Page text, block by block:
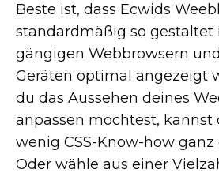
Beste ist, dass Ecwids
standardmäßig so gestaltet
gängigen Webbrowsern
Geräten optimal angezeigt
du das Aussehen deines
anpassen möchtest, kannst
wenig CSS-Know-how ganz
Oder wähle aus einer